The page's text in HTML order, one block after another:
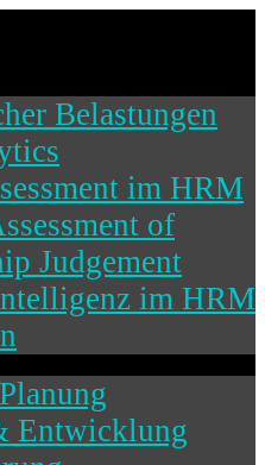
Belastungen
im HRM
of
Judgement
im HRM
Entwicklung